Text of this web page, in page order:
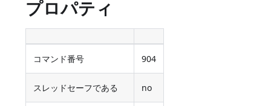
プロパティ
コマンド番号 904
スレッドセーフである no